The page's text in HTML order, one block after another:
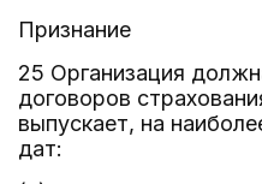
Признание
25 Организация
договоров
выпускает, на
дат: